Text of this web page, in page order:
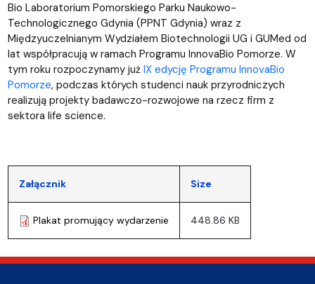
Bio Laboratorium Pomorskiego Parku Naukowo-
Technologicznego Gdynia (PPNT Gdynia) wraz z
Międzyuczelnianym Wydziałem Biotechnologii UG i GUMed od
lat współpracują w ramach Programu InnovaBio Pomorze. W
tym roku rozpoczynamy już IX edycję Programu InnovaBio
Pomorze, podczas których studenci nauk przyrodniczych
realizują projekty badawczo-rozwojowe na rzecz firm z
sektora life science.
Załącznik Size
Plakat promujący wydarzenie 448.86 KB